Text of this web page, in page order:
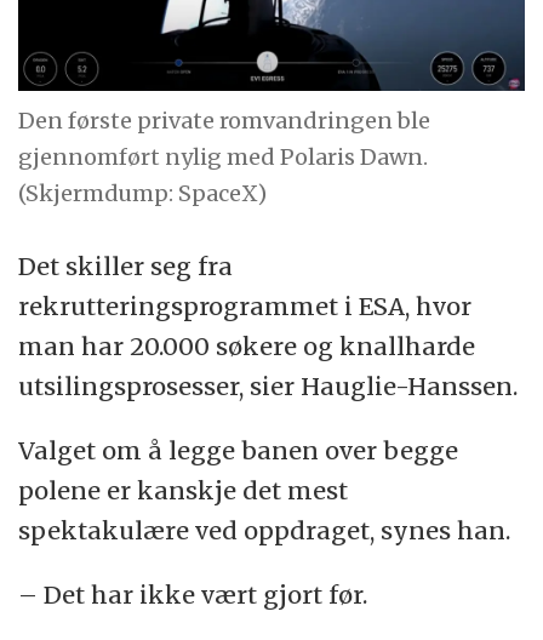
Den første private romvandringen ble
gjennomført nylig med Polaris Dawn.
(Skjermdump: SpaceX)
Det skiller seg fra
rekrutteringsprogrammet i ESA, hvor
man har 20.000 søkere og knallharde
utsilingsprosesser, sier Hauglie-Hanssen.
Valget om å legge banen over begge
polene er kanskje det mest
spektakulære ved oppdraget, synes han.
– Det har ikke vært gjort før.